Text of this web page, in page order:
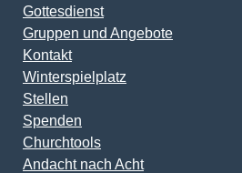
Gottesdienst
Gruppen und Angebote
Kontakt
Winterspielplatz
Stellen
Spenden
Churchtools
Andacht nach Acht